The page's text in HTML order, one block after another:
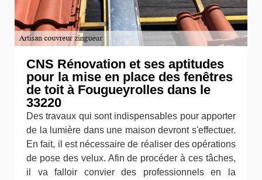
CNS Rénovation et ses aptitudes
pour la mise en place des fenêtres
de toit à Fougueyrolles dans le
33220
Des travaux qui sont indispensables pour apporter
de la lumière dans une maison devront s'effectuer.
En fait, il est nécessaire de réaliser des opérations
de pose des velux. Afin de procéder à ces tâches,
il va falloir convier des professionnels en la